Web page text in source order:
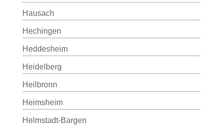
Hausach
Hechingen
Heddesheim
Heidelberg
Heilbronn
Heimsheim
Helmstadt-Bargen